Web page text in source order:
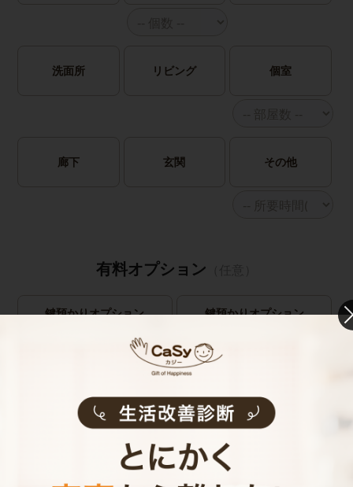
洗面所 リビング 個室
廊下 玄関 その他
有料オプション
鍵預かりオプション
鍵預かりオプション
キャストの指名
お見積り内容